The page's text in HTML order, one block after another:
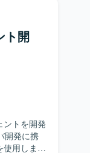
開発経
改善ス
ト開